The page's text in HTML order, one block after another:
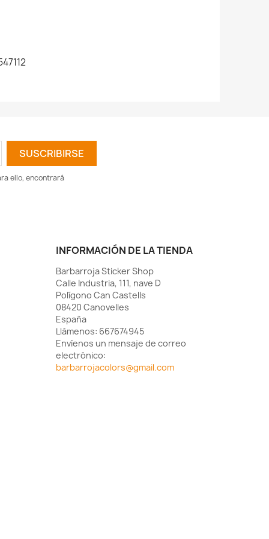
ello, encontrará
INFORMACIÓN DE LA TIENDA
Barbarroja Sticker Shop
Calle Industria, 111, nave D
Polígono Can Castells
08420 Canovelles
España
Llámenos: 667674945
Envíenos un mensaje de correo
electrónico:
barbarrojacolors@gmail.com